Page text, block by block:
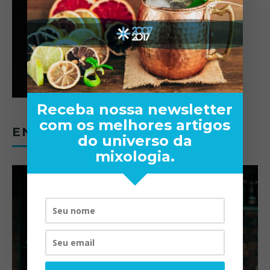
ENTREVISTAS
Receba nossa newsletter
com os melhores artigos
do universo da
mixologia.